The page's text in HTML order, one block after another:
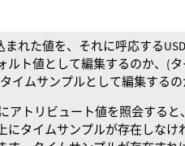
まれた値を、それに呼応する
ルト値として編集するのか、(
イムサンプルとして編集する
アトリビュート値を照会すると
にタイムサンプルが存在しなけ